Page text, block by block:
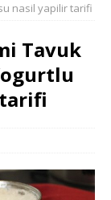
nasil yapilir tarifi
Tavuk